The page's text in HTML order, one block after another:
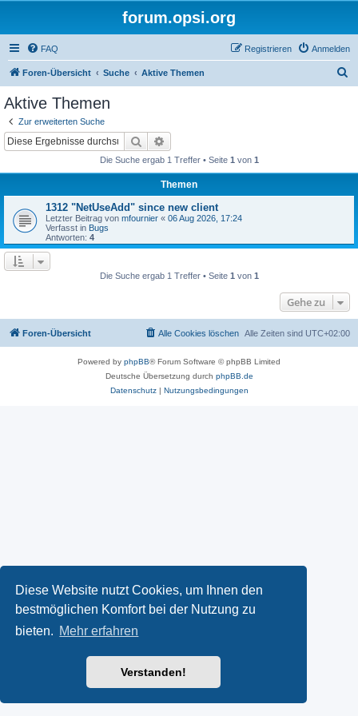
Diese Website nutzt Cookies, um Ihnen den
bestmöglichen Komfort bei der Nutzung zu
bieten. Mehr erfahren
Verstanden!
forum.opsi.org
FAQ Anmelden
Registrieren
Foren-Übersicht Suche Aktive Themen
Aktive Themen
Zur erweiterten Suche
Suche
Die Suche ergab 1 Treffer • Seite 1 von 1
Themen
1312 "NetUseAdd" since new client
Letzter Beitrag von mfournier « 06 Aug 2026, 17:24
Verfasst in Bugs
Antworten: 4
Die Suche ergab 1 Treffer • Seite 1 von 1
Gehe zu
Foren-Übersicht Alle Zeiten sind UTC+02:00
Alle Cookies löschen
Powered by phpBB® Forum Software © phpBB Limited
Deutsche Übersetzung durch phpBB.de
Datenschutz| Nutzungsbedingungen